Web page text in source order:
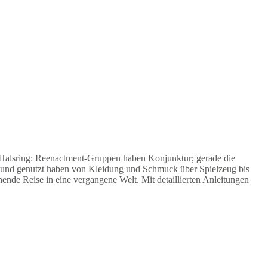
Reenactment-Gruppen haben Konjunktur; gerade die
genutzt haben von Kleidung und Schmuck über Spielzeug bis
Reise in eine vergangene Welt. Mit detaillierten Anleitungen